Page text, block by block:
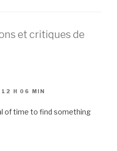
et critiques de
H 06 MIN
of time to find something